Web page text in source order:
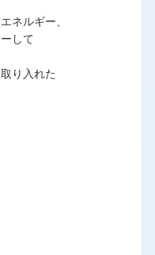
ネルギー、
して
り入れた